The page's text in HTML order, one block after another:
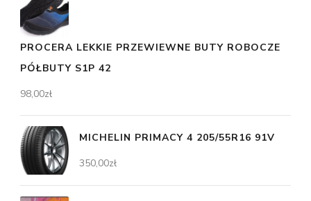
PROCERA LEKKIE PRZEWIEWNE BUTY ROBOCZE
PÓŁBUTY S1P 42
98,00zł
MICHELIN PRIMACY 4 205/55R16 91V
350,00zł